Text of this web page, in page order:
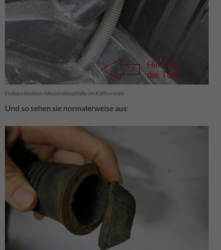
Einbausituation Wasserablauftülle im Kofferraum
Und so sehen sie normalerweise aus: